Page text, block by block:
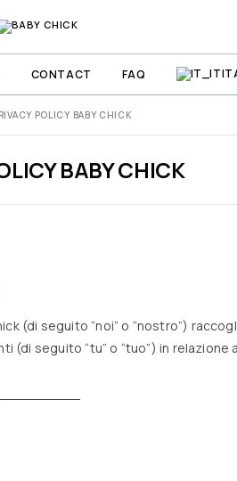
CONTACT FAQ
POLICY BABY CHICK
BABY CHICK
(di seguito “noi” o “nostro”)
seguito “tu” o “tuo”) in relazione